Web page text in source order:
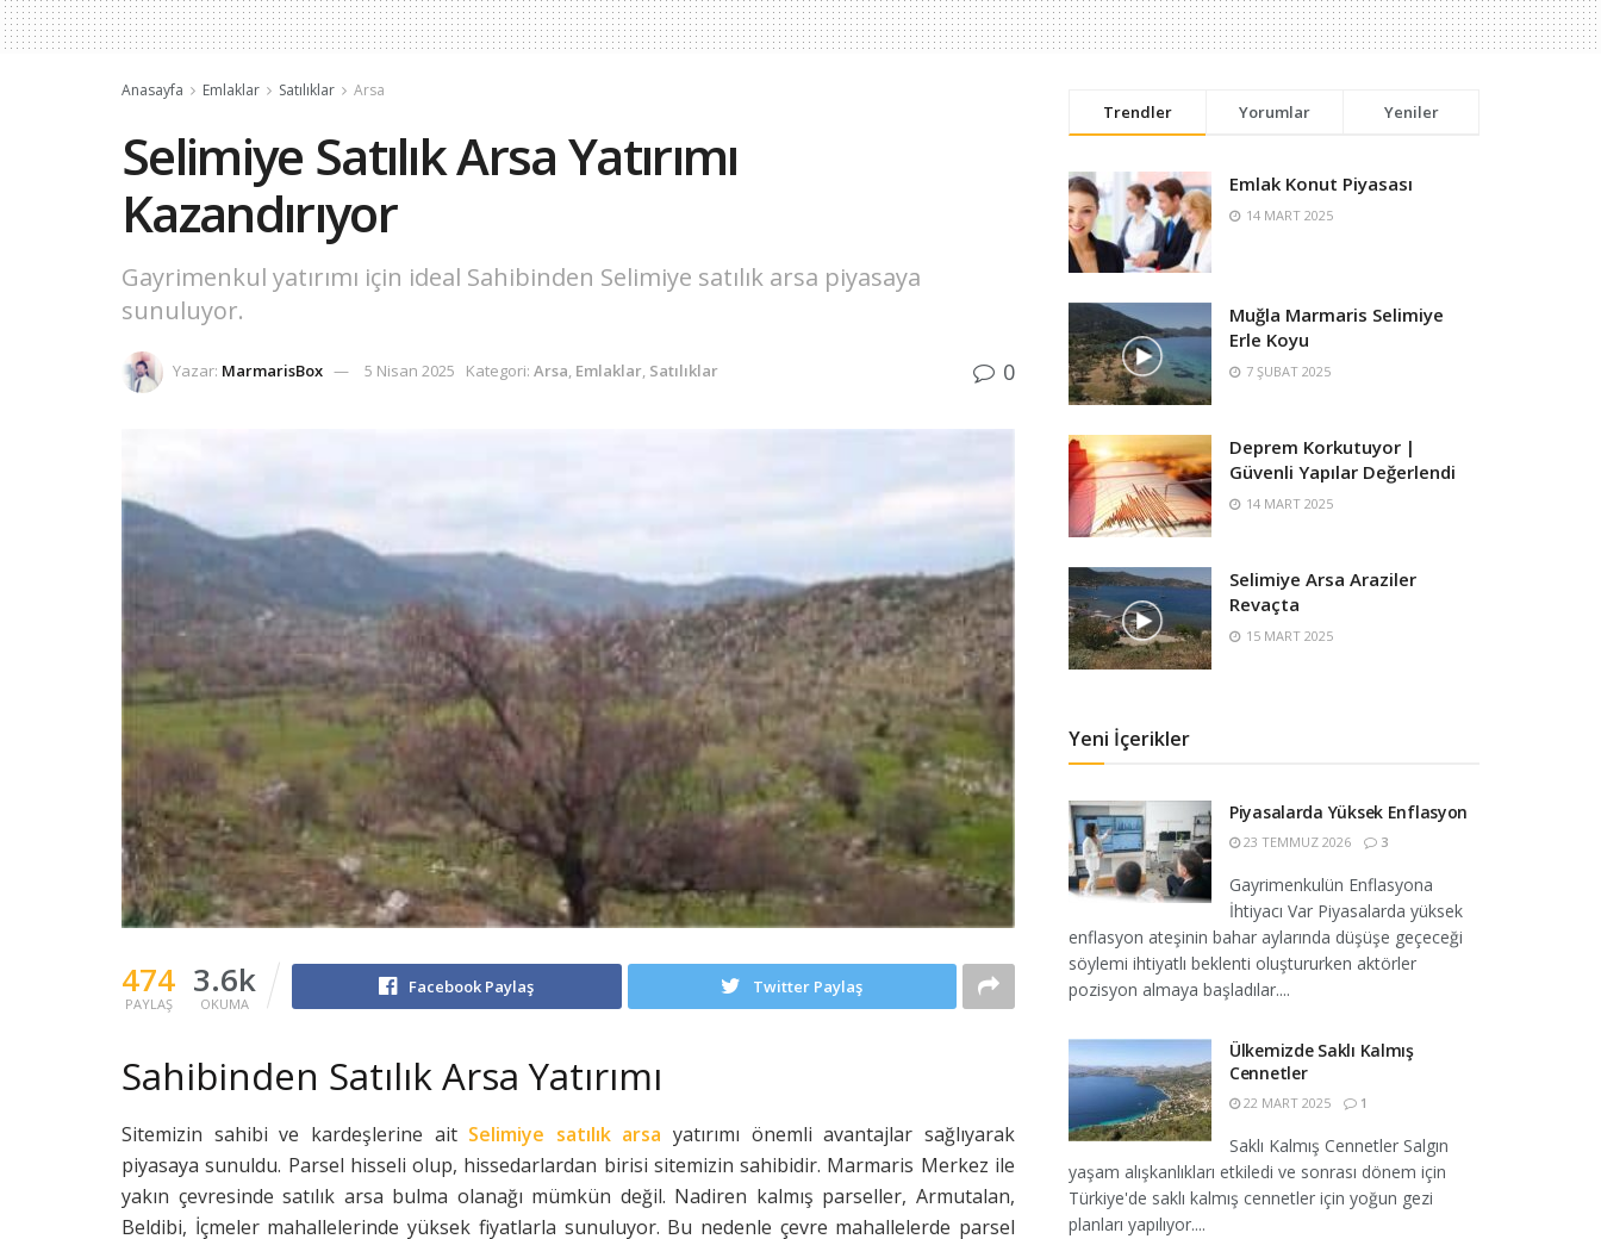
Anasayfa Emlaklar Satılıklar Arsa
Selimiye Satılık Arsa Yatırımı
Kazandırıyor
Gayrimenkul yatırımı için ideal Sahibinden Selimiye satılık arsa piyasaya
sunuluyor.
Yazar: MarmarisBox 5 Nisan 2025 Kategori: Arsa, Emlaklar, Satılıklar 0
474
PAYLAŞ
3.6k
OKUMA
Facebook Paylaş Twitter Paylaş
Sahibinden Satılık Arsa Yatırımı
Sitemizin sahibi ve kardeşlerine ait Selimiye satılık arsa yatırımı önemli avantajlar sağlıyarak
piyasaya sunuldu. Parsel hisseli olup, hissedarlardan birisi sitemizin sahibidir. Marmaris Merkez ile
yakın çevresinde satılık arsa bulma olanağı mümkün değil. Nadiren kalmış parseller, Armutalan,
Beldibi, İçmeler mahallelerinde yüksek fiyatlarla sunuluyor. Bu nedenle çevre mahallelerde parsel
Trendler Yorumlar Yeniler
Emlak Konut Piyasası
14 MART 2025
Muğla Marmaris Selimiye
Erle Koyu
7 ŞUBAT 2025
Deprem Korkutuyor |
Güvenli Yapılar Değerlendi
14 MART 2025
Selimiye Arsa Araziler
Revaçta
15 MART 2025
Yeni İçerikler
Piyasalarda Yüksek Enflasyon
23 TEMMUZ 2026 3
Gayrimenkulün Enflasyona
İhtiyacı Var Piyasalarda yüksek
enflasyon ateşinin bahar aylarında düşüşe geçeceği
söylemi ihtiyatlı beklenti oluştururken aktörler
pozisyon almaya başladılar....
Ülkemizde Saklı Kalmış
Cennetler
22 MART 2025 1
Saklı Kalmış Cennetler Salgın
yaşam alışkanlıkları etkiledi ve sonrası dönem için
Türkiye'de saklı kalmış cennetler için yoğun gezi
planları yapılıyor....